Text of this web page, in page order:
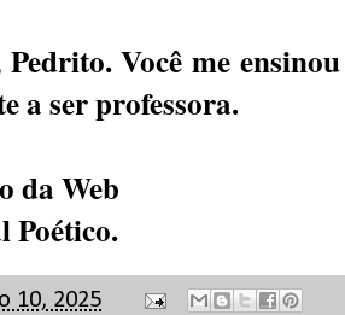
Você me
a ser professora.
da Web
10, 2025